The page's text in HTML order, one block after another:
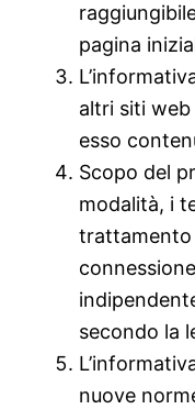
pagina
altri siti web
esso
Scopo del
modalità, i
trattamento
secondo la
nuove